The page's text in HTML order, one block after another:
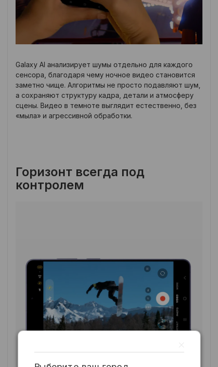
Galaxy AI анализирует шумы отдельно для каждого
сенсора, благодаря чему ночное видео становится
заметно чище. Алгоритмы не просто подавляют шум,
а сохраняют структуру кадра, детали и атмосферу
сцены. Видео в темноте выглядит естественно, без
«мыла» и агрессивной обработки.
Горизонт всегда под
контролем